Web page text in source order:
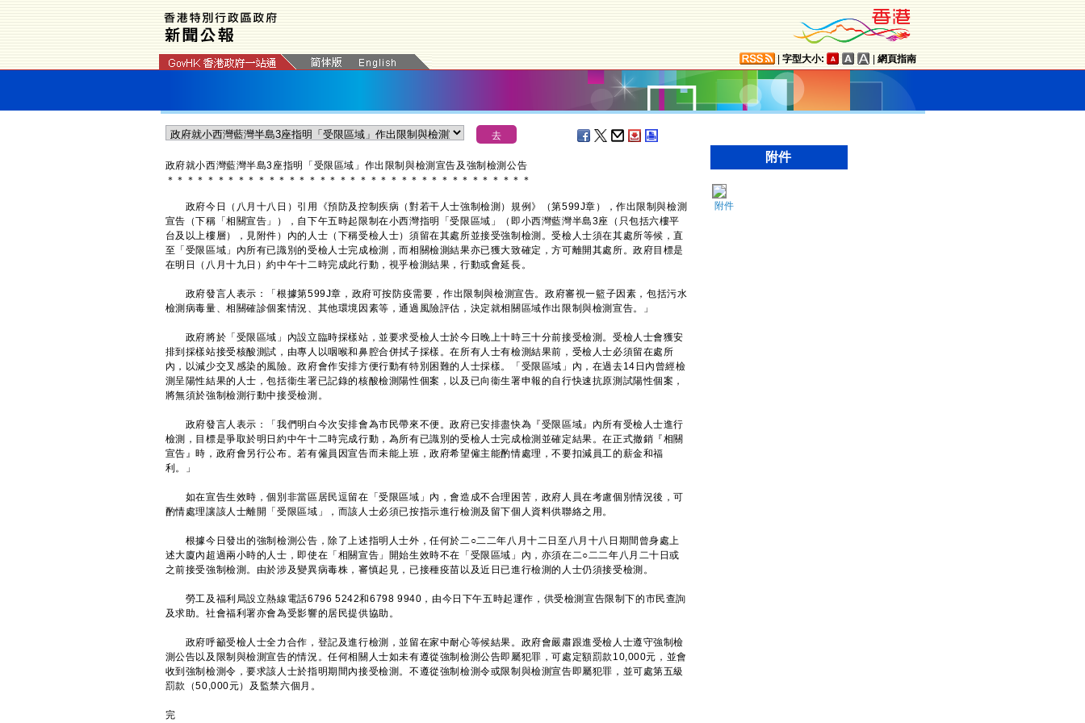
字型大小: 網頁指南
​政府就小西灣藍灣半島3座指明「受限區域」作出限制與檢測宣告及強制檢測公告
＊ ＊ ＊ ＊ ＊ ＊ ＊ ＊ ＊ ＊ ＊ ＊ ＊ ＊ ＊ ＊ ＊ ＊ ＊ ＊ ＊ ＊ ＊ ＊ ＊ ＊ ＊ ＊ ＊ ＊ ＊ ＊ ＊ ＊ ＊ ＊
​政府今日（八月十八日）引用《預防及控制疾病（對若干人士強制檢測）規例》（第599J章），作出限制與檢測
宣告（下稱「相關宣告」），自下午五時起限制在小西灣指明「受限區域」（即小西灣藍灣半島3座（只包括六樓平
台及以上樓層），見附件）內的人士（下稱受檢人士）須留在其處所並接受強制檢測。受檢人士須在其處所等候，直
至「受限區域」內所有已識別的受檢人士完成檢測，而相關檢測結果亦已獲大致確定，方可離開其處所。政府目標是
在明日（八月十九日）約中午十二時完成此行動，視乎檢測結果，行動或會延長。
政府發言人表示：「根據第599J章，政府可按防疫需要，作出限制與檢測宣告。政府審視一籃子因素，包括污水
檢測病毒量、相關確診個案情況、其他環境因素等，通過風險評估，決定就相關區域作出限制與檢測宣告。」
政府將於「受限區域」內設立臨時採樣站，並要求受檢人士於今日晚上十時三十分前接受檢測。受檢人士會獲安
排到採樣站接受核酸測試，由專人以咽喉和鼻腔合併拭子採樣。在所有人士有檢測結果前，受檢人士必須留在處所
內，以減少交叉感染的風險。政府會作安排方便行動有特別困難的人士採樣。「受限區域」內，在過去14日內曾經檢
測呈陽性結果的人士，包括衞生署已記錄的核酸檢測陽性個案，以及已向衞生署申報的自行快速抗原測試陽性個案，
將無須於強制檢測行動中接受檢測。
政府發言人表示：「我們明白今次安排會為市民帶來不便。政府已安排盡快為『受限區域』內所有受檢人士進行
檢測，目標是爭取於明日約中午十二時完成行動，為所有已識別的受檢人士完成檢測並確定結果。在正式撤銷『相關
宣告』時，政府會另行公布。若有僱員因宣告而未能上班，政府希望僱主能酌情處理，不要扣減員工的薪金和福
利。」
如在宣告生效時，個別非當區居民逗留在「受限區域」內，會造成不合理困苦，政府人員在考慮個別情況後，可
酌情處理讓該人士離開「受限區域」，而該人士必須已按指示進行檢測及留下個人資料供聯絡之用。
根據今日發出的強制檢測公告，除了上述指明人士外，任何於二○二二年八月十二日至八月十八日期間曾身處上
述大廈內超過兩小時的人士，即使在「相關宣告」開始生效時不在「受限區域」內，亦須在二○二二年八月二十日或
之前接受強制檢測。由於涉及變異病毒株，審慎起見，已接種疫苗以及近日已進行檢測的人士仍須接受檢測。
勞工及福利局設立熱線電話6796 5242和6798 9940，由今日下午五時起運作，供受檢測宣告限制下的市民查詢
及求助。社會福利署亦會為受影響的居民提供協助。
政府呼籲受檢人士全力合作，登記及進行檢測，並留在家中耐心等候結果。政府會嚴肅跟進受檢人士遵守強制檢
測公告以及限制與檢測宣告的情況。任何相關人士如未有遵從強制檢測公告即屬犯罪，可處定額罰款10,000元，並會
收到強制檢測令，要求該人士於指明期間內接受檢測。不遵從強制檢測令或限制與檢測宣告即屬犯罪，並可處第五級
罰款（50,000元）及監禁六個月。
完
附件
附件